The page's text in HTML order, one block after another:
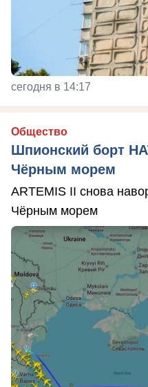
сегодня в 14:17
Общество
Шпионский борт
Чёрным морем
ARTEMIS II снова
Чёрным морем